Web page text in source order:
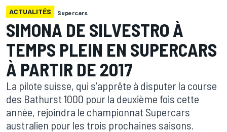
ACTUALITÉS Supercars
SIMONA DE SILVESTRO À
TEMPS PLEIN EN SUPERCARS
À PARTIR DE 2017
La pilote suisse, qui s'apprête à disputer la course
des Bathurst 1000 pour la deuxième fois cette
année, rejoindra le championnat Supercars
australien pour les trois prochaines saisons.